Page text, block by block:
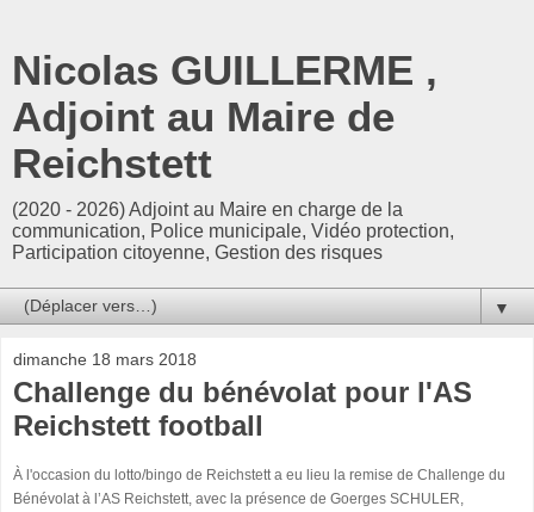
Nicolas GUILLERME ,
Adjoint au Maire de
Reichstett
(2020 - 2026) Adjoint au Maire en charge de la
communication, Police municipale, Vidéo protection,
Participation citoyenne, Gestion des risques
▼
dimanche 18 mars 2018
Challenge du bénévolat pour l'AS
Reichstett football
À l'occasion du lotto/bingo de Reichstett a eu lieu la remise de Challenge du
Bénévolat à l’AS Reichstett, avec la présence de Goerges SCHULER,